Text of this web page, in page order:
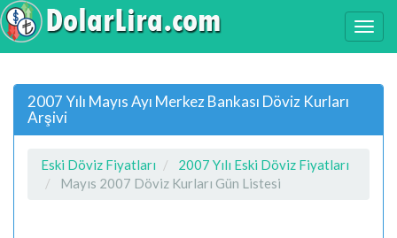
2007 Yılı Mayıs Ayı Merkez Bankası Döviz Kurları
Arşivi
Eski Döviz Fiyatları
2007 Yılı Eski Döviz Fiyatları
Mayıs 2007 Döviz Kurları Gün Listesi